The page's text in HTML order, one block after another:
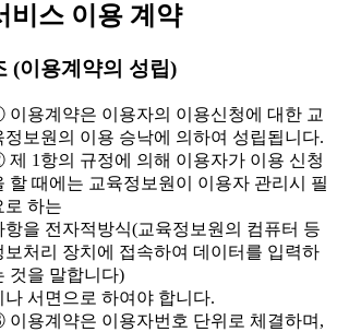
비스 이용 계약
(이용계약의 성립)
용계약은 이용자의 이용신청에 대한 교
정보원의 이용 승낙에 의하여 성립됩니다.
1항의 규정에 의해 이용자가 이용 신청
할 때에는 교육정보원이 이용자 관리시 필
로 하는
항을 전자적방식(교육정보원의 컴퓨터 등
보처리 장치에 접속하여 데이터를 입력하
것을 말합니다)
나 서면으로 하여야 합니다.
용계약은 이용자번호 단위로 체결하며,